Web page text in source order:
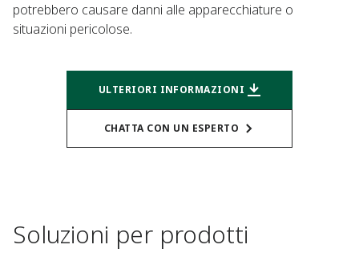
potrebbero causare danni alle apparecchiature o
situazioni pericolose.
ULTERIORI INFORMAZIONI
CHATTA CON UN ESPERTO
Soluzioni per prodotti